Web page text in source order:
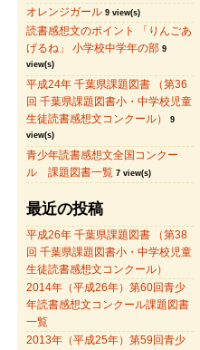
オレンジガール 9 view(s)
読書感想文のポイント 「りんごあ
げるね」 小学校中学年の部 9
view(s)
平成24年 千葉県課題図書 （第36
回 千葉県課題図書小・中学校児童
生徒読書感想文コンクール）
9
view(s)
青少年読書感想文全国コンクー
ル 課題図書一覧 7 view(s)
最近の投稿
平成26年 千葉県課題図書 （第38
回 千葉県課題図書小・中学校児童
生徒読書感想文コンクール）
2014年（平成26年）第60回青少
年読書感想文コンクール課題図書
一覧
2013年（平成25年）第59回青少